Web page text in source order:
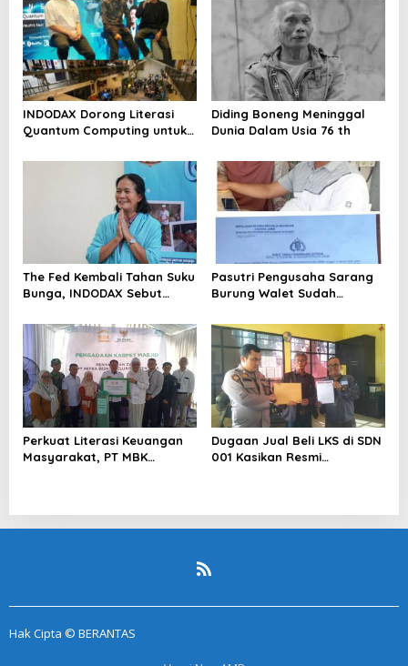
INDODAX Dorong Literasi
Quantum Computing untuk
Blockchain
Diding Boneng Meninggal
Dunia Dalam Usia 76 th
The Fed Kembali Tahan Suku
Bunga, INDODAX Sebut
Sentimen Pasar
Pasutri Pengusaha Sarang
Burung Walet Sudah
Pelapor Desak Polda Jambi
Segera Lakukan Penahanan
Perkuat Literasi Keuangan
Masyarakat, PT MBK
Dugaan Jual Beli LKS di SDN
001 Kasikan Resmi
Hak Cipta © BERANTAS